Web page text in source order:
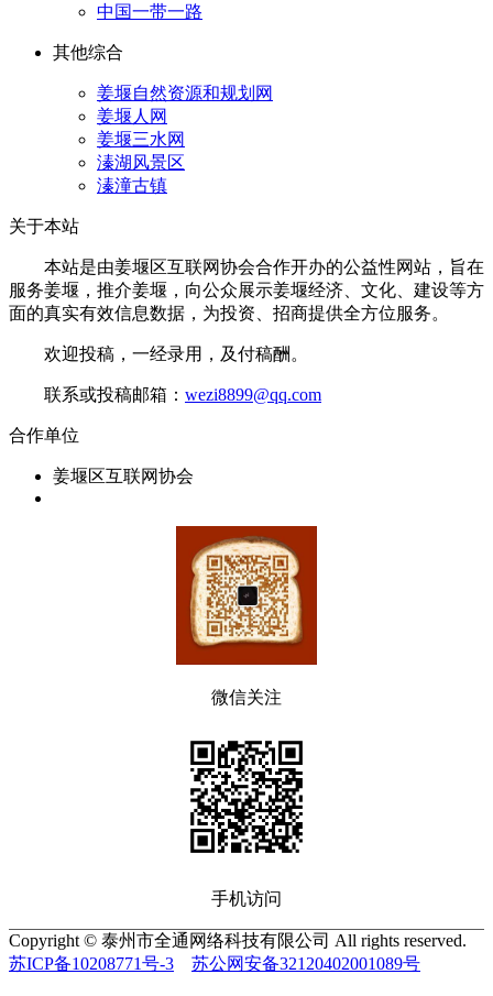
中国一带一路
其他综合
姜堰自然资源和规划网
姜堰人网
姜堰三水网
溱湖风景区
溱潼古镇
关于本站
本站是由姜堰区互联网协会合作开办的公益性网站，旨在
服务姜堰，推介姜堰，向公众展示姜堰经济、文化、建设等方
面的真实有效信息数据，为投资、招商提供全方位服务。
欢迎投稿，一经录用，及付稿酬。
联系或投稿邮箱： wezi8899@qq.com
合作单位
姜堰区互联网协会
微信关注
手机访问
Copyright © 泰州市全通网络科技有限公司 All rights reserved.
苏ICP备10208771号-3
苏公网安备32120402001089号